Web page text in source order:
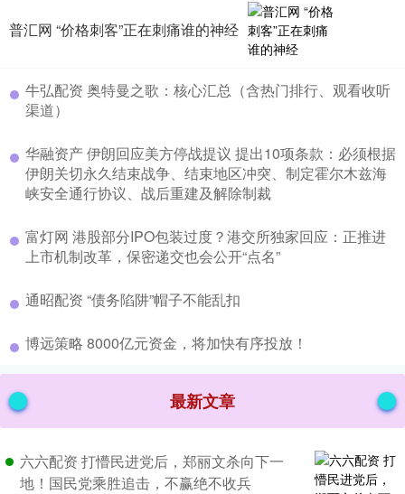
普汇网 “价格刺客”正在刺痛谁的神经
​牛弘配资 奥特曼之歌：核心汇总（含热门排行、观看收听
渠道）
​华融资产 伊朗回应美方停战提议 提出10项条款：必须根据
伊朗关切永久结束战争、结束地区冲突、制定霍尔木兹海
峡安全通行协议、战后重建及解除制裁
​富灯网 港股部分IPO包装过度？港交所独家回应：正推进
上市机制改革，保密递交也会公开“点名”
​通昭配资 “债务陷阱”帽子不能乱扣
​博远策略 8000亿元资金，将加快有序投放！
最新文章
六六配资 打懵民进党后，郑丽文杀向下一
地！国民党乘胜追击，不赢绝不收兵